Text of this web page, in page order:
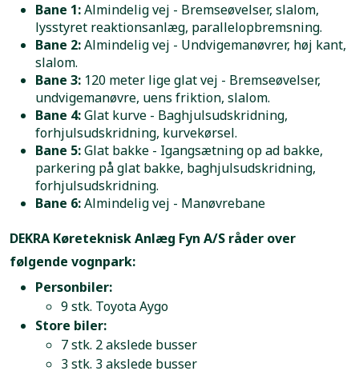
Bane 1:Almindelig vej - Bremseøvelser, slalom,
lysstyret reaktionsanlæg, parallelopbremsning.
Bane 2:Almindelig vej - Undvigemanøvrer, høj kant,
slalom.
Bane 3: 120 meter lige glat vej - Bremseøvelser,
undvigemanøvre, uens friktion, slalom.
Bane 4:Glat kurve - Baghjulsudskridning,
forhjulsudskridning, kurvekørsel.
Bane 5:Glat bakke - Igangsætning op ad bakke,
parkering på glat bakke, baghjulsudskridning,
forhjulsudskridning.
Bane 6:Almindelig vej - Manøvrebane
DEKRA Køreteknisk Anlæg Fyn A/S råder over
følgende vognpark:
Personbiler:
9 stk. Toyota Aygo
Store biler:
7 stk. 2 akslede busser
3 stk. 3 akslede busser